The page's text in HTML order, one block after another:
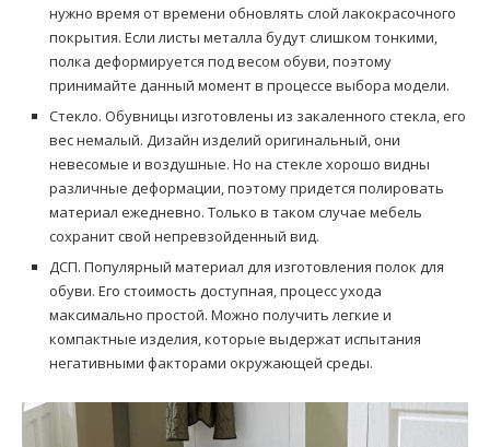
нужно время от времени обновлять слой лакокрасочного
покрытия. Если листы металла будут слишком тонкими,
полка деформируется под весом обуви, поэтому
принимайте данный момент в процессе выбора модели.
Стекло. Обувницы изготовлены из закаленного стекла, его
вес немалый. Дизайн изделий оригинальный, они
невесомые и воздушные. Но на стекле хорошо видны
различные деформации, поэтому придется полировать
материал ежедневно. Только в таком случае мебель
сохранит свой непревзойденный вид.
ДСП. Популярный материал для изготовления полок для
обуви. Его стоимость доступная, процесс ухода
максимально простой. Можно получить легкие и
компактные изделия, которые выдержат испытания
негативными факторами окружающей среды.